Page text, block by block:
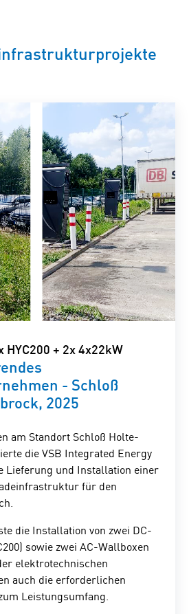
+ 2x 4x22kW
- Schloß
2025
am Standort Schloß Holte-
die VSB Integrated Energy
Lieferung und Installation einer
für den
die Installation von zwei DC-
sowie zwei AC-Wallboxen
elektrotechnischen
auch die erforderlichen
Leistungsumfang.